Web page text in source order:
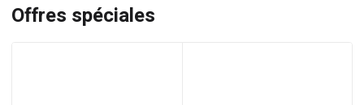
Offres spéciales